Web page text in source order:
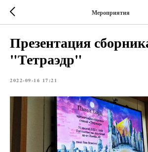
Мероприятия
Презентация
"Тетраэдр"
2022-09-16 17:21